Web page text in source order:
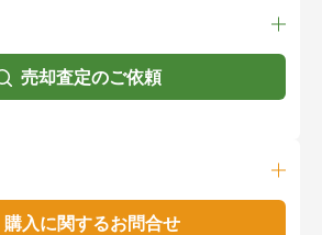
売却査定のご依頼
購入に関するお問合せ